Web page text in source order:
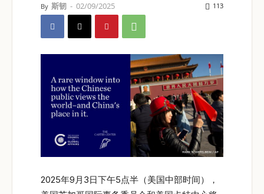
By 斯韧 - 02/09/2025 113
2025年9月3日下午5点半（美国中部时间），